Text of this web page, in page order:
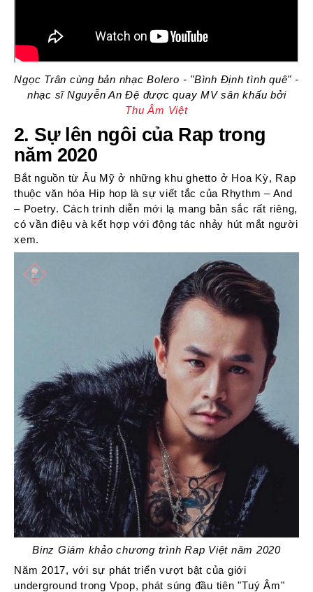
Ngọc Trân cùng bản nhạc Bolero - "Bình Định tình quê" -
nhạc sĩ Nguyễn An Đệ được quay MV sân khấu bởi
Thu Âm Việt
2. Sự lên ngôi của Rap trong
năm 2020
Bắt nguồn từ Âu Mỹ ở những khu ghetto ở Hoa Kỳ, Rap
thuộc văn hóa Hip hop là sự viết tắc của Rhythm – And
– Poetry. Cách trình diễn mới lạ mang bản sắc rất riêng,
có vần điệu và kết hợp với động tác nhảy hút mắt người
xem.
Binz Giám khảo chương trình Rap Việt năm 2020
Năm 2017, với sự phát triển vượt bật của giới
underground trong Vpop, phát súng đầu tiên "Tuý Âm"